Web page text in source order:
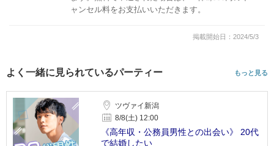
ャンセル料をお支払いいただきます。
掲載開始日：2024/5/3
よく一緒に見られているパーティー もっと見る
ツヴァイ新潟
8/8(土) 12:00
《高年収・公務員男性との出会い》 20代
で結婚したい